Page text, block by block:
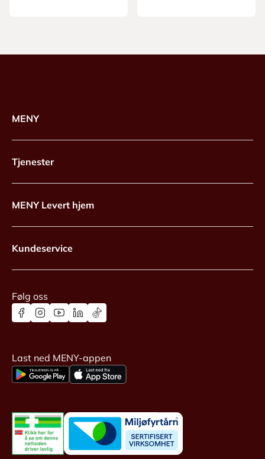
MENY
Tjenester
MENY Levert hjem
Kundeservice
Følg oss
Last ned MENY-appen